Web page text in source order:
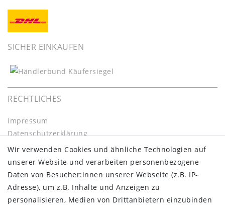
SICHER EINKAUFEN
RECHTLICHES
Impressum
Daten­schutz­erklärung
AGB
Barrierefreiheitserklärung
Widerrufs­recht
Kontakt
Vertrag widerrufen
Wir verwenden Cookies und ähnliche Technologien auf
unserer Website und verarbeiten personenbezogene
Daten von Besucher:innen unserer Webseite (z.B. IP-
Adresse), um z.B. Inhalte und Anzeigen zu
personalisieren, Medien von Drittanbietern einzubinden